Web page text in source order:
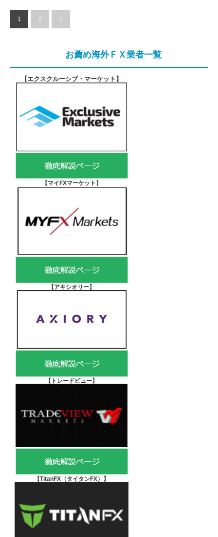
1 2
お薦め海外ＦＸ業者一覧
【エクスクルーシブ・マーケット 】
【マイFXマーケット 】
【アキシオリー】
【 トレードビュー】
【TitanFX（タイタンFX） 】